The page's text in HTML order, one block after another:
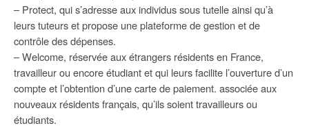
– Protect, qui s’adresse aux individus sous tutelle ainsi qu’à
leurs tuteurs et propose une plateforme de gestion et de
contrôle des dépenses.
– Welcome, réservée aux étrangers résidents en France,
travailleur ou encore étudiant et qui leurs facilite l’ouverture d’un
compte et l’obtention d’une carte de paiement. associée aux
nouveaux résidents français, qu’ils soient travailleurs ou
étudiants.